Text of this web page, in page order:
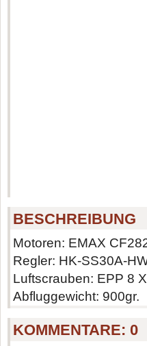
BESCHREIBUNG
Motoren: EMAX
Regler: HK-SS30A-
Luftscrauben: EPP 8 X
Abfluggewicht: 900gr.
KOMMENTARE:0